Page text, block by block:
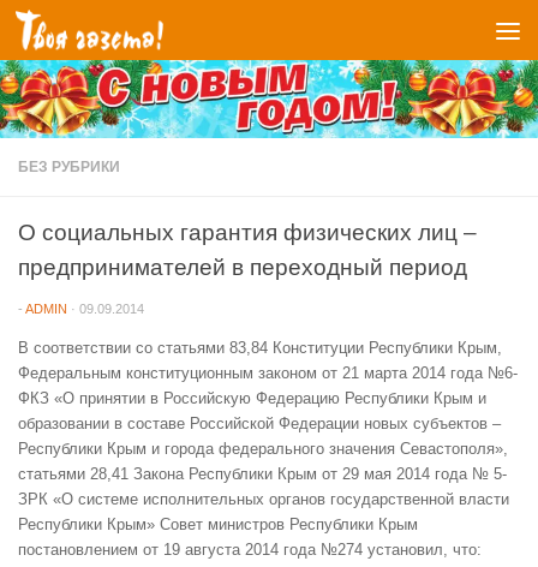
Перейти к содержимому
БЕЗ РУБРИКИ
О социальных гарантия физических лиц –
предпринимателей в переходный период
- ADMIN · 09.09.2014
В соответствии со статьями 83,84 Конституции Республики Крым,
Федеральным конституционным законом от 21 марта 2014 года №6-
ФКЗ «О принятии в Российскую Федерацию Республики Крым и
образовании в составе Российской Федерации новых субъектов –
Республики Крым и города федерального значения Севастополя»,
статьями 28,41 Закона Республики Крым от 29 мая 2014 года № 5-
ЗРК «О системе исполнительных органов государственной власти
Республики Крым» Совет министров Республики Крым
постановлением от 19 августа 2014 года №274 установил, что: